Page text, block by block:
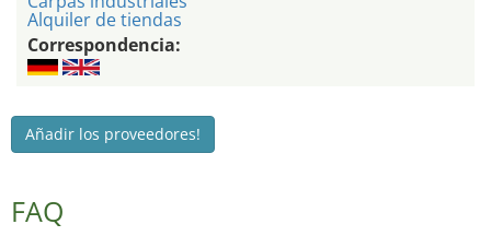
Alquiler de tiendas
Correspondencia:
Añadir los proveedores!
FAQ